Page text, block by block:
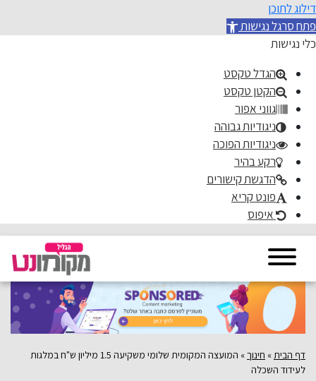
דילוג לתוכן
פתח סרגל נגישות
כלי נגישות
הגדל טקסט
הקטן טקסט
גווני אפור
ניגודיות גבוהה
ניגודיות הפוכה
רקע בהיר
הדגשת קישורים
פונט קריא
איפוס
דף הבית» חינוך»
המועצה המקומית שלומי משקיעה 1.5 מיליון ש"ח במלגות
לעידוד השכלה